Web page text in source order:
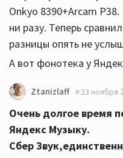
Onkyo 8390+Arcam
ни разу. Теперь
разницы опять не
А вот фонотека у
Ztanizlaff 23 ноября
Очень долгое время
Яндекс Музыку.
Сбер